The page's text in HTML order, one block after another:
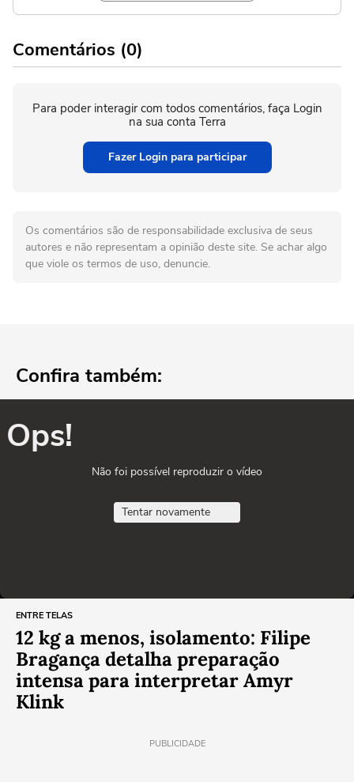
Comentários (0)
Para poder interagir com todos comentários, faça Login
na sua conta Terra
Fazer Login para participar
Os comentários são de responsabilidade exclusiva de seus
autores e não representam a opinião deste site. Se achar algo
que viole os termos de uso, denuncie.
Confira também:
Ops!
Não foi possível reproduzir o vídeo
Tentar novamente
ENTRE TELAS
12 kg a menos, isolamento: Filipe
Bragança detalha preparação
intensa para interpretar Amyr
Klink
PUBLICIDADE